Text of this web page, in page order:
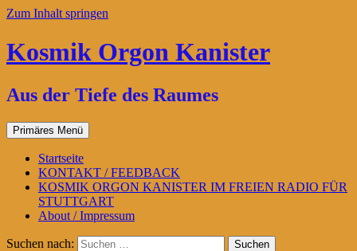
Zum Inhalt springen
Kosmik Orgon Kanister
Aus der Tiefe des Raumes
Primäres Menü
Startseite
KONTAKT / FEEDBACK
KOSMIK ORGON KANISTER IM FREIEN RADIO FÜR
STUTTGART
About / Impressum
Suchen nach: